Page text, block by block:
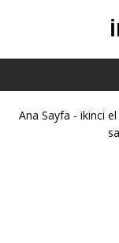
Ana Sayfa - ikinci